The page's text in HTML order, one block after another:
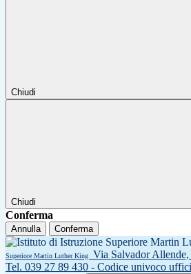
Chiudi
Chiudi
Conferma
Annulla Conferma
Superiore Martin Luther King
Via Salvador
Tel. 039 27 89 430 - Codice univoco